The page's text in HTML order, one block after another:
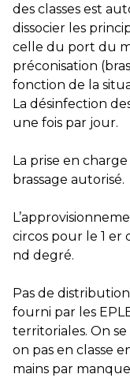
des classes est
dissocier les
celle du port du
préconisation
fonction de la
La désinfection
une fois par jour.
La prise en
brassage autorisé.
circos pour le 1 er
nd degré.
Pas de
fourni par les
territoriales. On
on pas en classe
mains par